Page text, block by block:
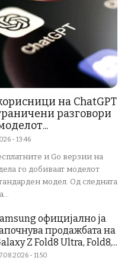
на ChatGPT
разговори
- 13:46
и Go верзии на
го добиваат моделот
модел. Од следната
официјално ја
продажбата на
Z Fold8 Ultra, Fold8,...
- 11:50